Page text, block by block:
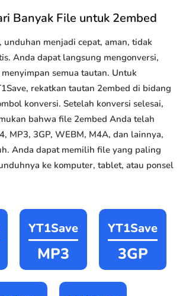
Banyak File untuk 2embed
unduhan menjadi cepat, aman, tidak
Anda dapat langsung mengonversi,
semua tautan. Untuk
rekatkan tautan 2embed di bidang
konversi. Setelah konversi selesai,
bahwa file 2embed Anda telah
MP3, 3GP, WEBM, M4A, dan lainnya,
Anda dapat memilih file yang paling
ke komputer, tablet, atau ponsel
YT1Save
MP3
YT1Save
3GP